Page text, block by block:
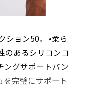
ション50。 •柔ら
のあるシリコンコ
ングサポートバン
を完璧にサポート